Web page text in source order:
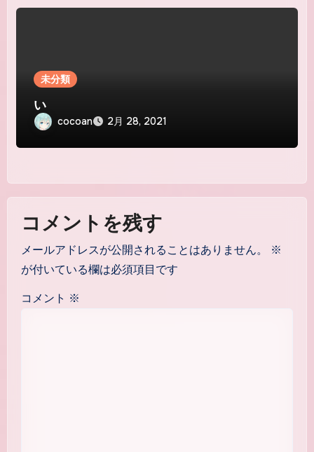
未分類
い
cocoan 2月 28, 2021
コメントを残す
メールアドレスが公開されることはありません。
※
が付いている欄は必須項目です
コメント ※